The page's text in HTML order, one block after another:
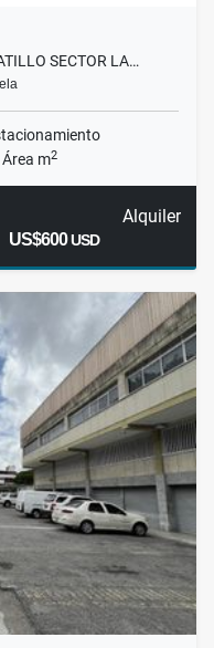
SECTOR LA…
Área m2
Alquiler
US$600USD